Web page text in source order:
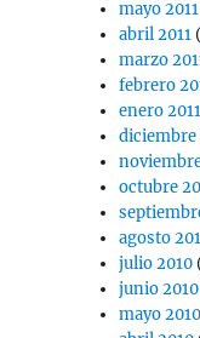
mayo 2011
abril 2011
marzo
febrero
enero 2011
diciembre
octubre
agosto
julio 2010
junio 2010
mayo 2010